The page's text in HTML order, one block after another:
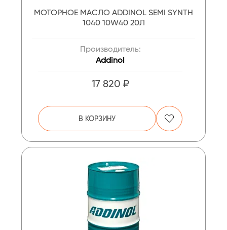
МОТОРНОЕ МАСЛО ADDINOL SEMI SYNTH
1040 10W40 20Л
Производитель:
Addinol
17 820 ₽
В КОРЗИНУ